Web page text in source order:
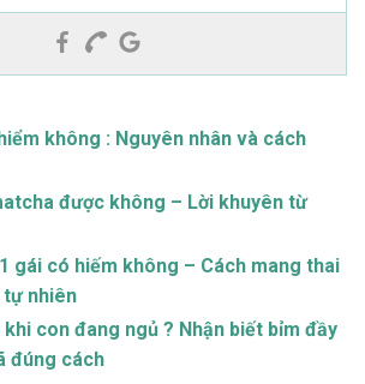
không : Nguyên nhân và cách
được không – Lời khuyên từ
gái có hiếm không – Cách mang thai
nhiên
con đang ngủ ? Nhận biết bỉm đầy
đúng cách